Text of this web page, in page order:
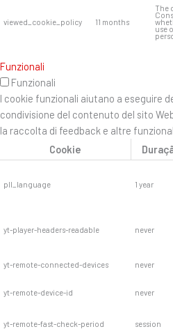
viewed_cookie_policy 11 months
The
use
Funzionali
Funzionali
I cookie funzionali aiutano a eseguire
condivisione del contenuto del sito
la raccolta di feedback e altre
Cookie
pll_language 1 year
yt-player-headers-readable never
yt-remote-connected-devices never
yt-remote-device-id never
yt-remote-fast-check-period session